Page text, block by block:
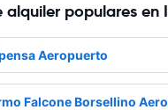
alquiler populares en
Aeropuerto
Falcone Borsellino